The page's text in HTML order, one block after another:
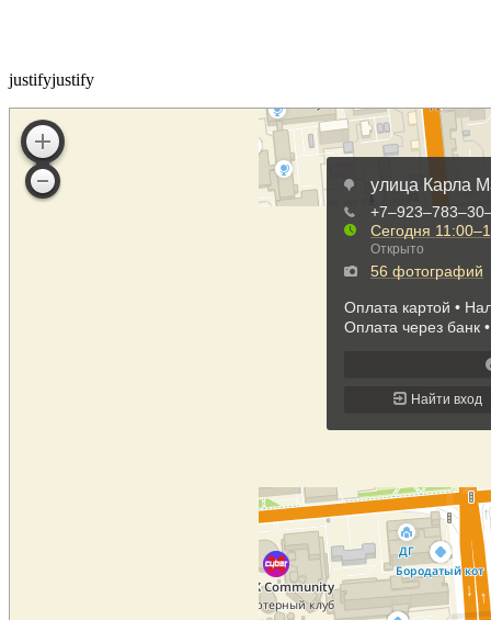
justifyjustify